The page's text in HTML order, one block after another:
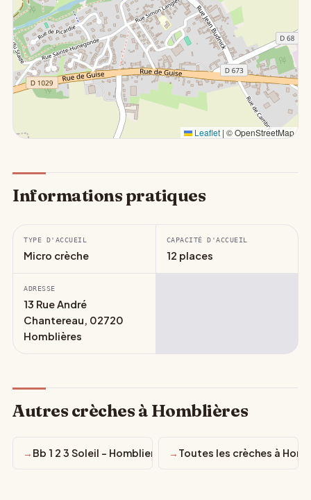
Leaflet | © OpenStreetMap
Informations pratiques
TYPE D'ACCUEIL
Micro crèche
CAPACITÉ D'ACCUEIL
12 places
ADRESSE
13 Rue André
Chantereau, 02720
Homblières
Autres crèches à Homblières
Bb 1 2 3 Soleil - Homblieres Toutes les crèches à